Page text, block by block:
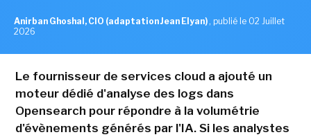
Anirban Ghoshal, CIO (adaptation Jean Elyan) , publié le 02 Juillet
2026
Le fournisseur de services cloud a ajouté un
moteur dédié d'analyse des logs dans
Opensearch pour répondre à la volumétrie
d'évènements générés par l'IA. Si les analystes